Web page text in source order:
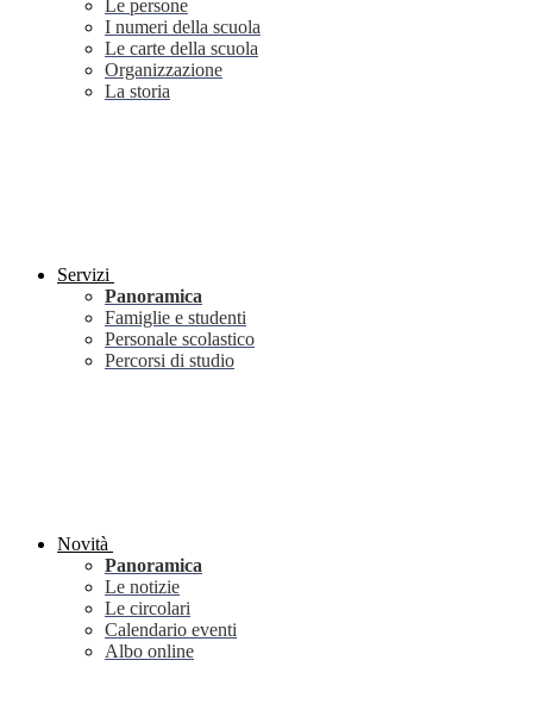
Le persone
I numeri della scuola
Le carte della scuola
Organizzazione
La storia
Servizi
Panoramica
Famiglie e studenti
Personale scolastico
Percorsi di studio
Novità
Panoramica
Le notizie
Le circolari
Calendario eventi
Albo online